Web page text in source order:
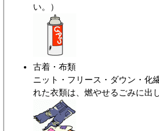
い。）
古着・布類
ニット・フリース・ダウン・化
れた衣類は、燃やせるごみに出